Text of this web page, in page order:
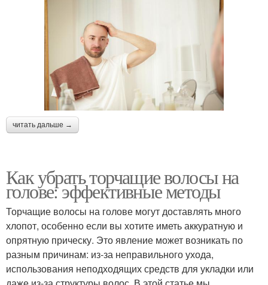
читать дальше →
Как убрать торчащие волосы на
голове: эффективные методы
Торчащие волосы на голове могут доставлять много
хлопот, особенно если вы хотите иметь аккуратную и
опрятную прическу. Это явление может возникать по
разным причинам: из-за неправильного ухода,
использования неподходящих средств для укладки или